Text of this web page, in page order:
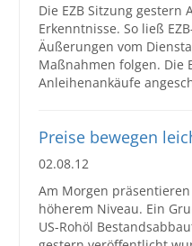
Die EZB Sitzung gestern
Erkenntnisse. So ließ
Äußerungen vom
Maßnahmen folgen. Die
Anleihenankäufe
Preise bewegen
02.08.12
Am Morgen
höherem Niveau. Ein
US-Rohöl